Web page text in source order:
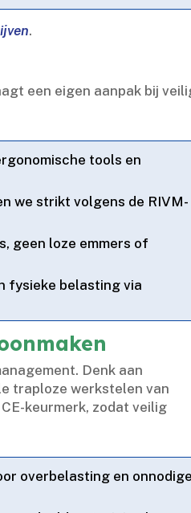
.​
een eigen aanpak bij
tools en
we strikt volgens de RIVM-
geen loze emmers of
fysieke belasting via
Denk aan
traploze werkstelen van
keurmerk, zodat veilig
overbelasting en onnodige